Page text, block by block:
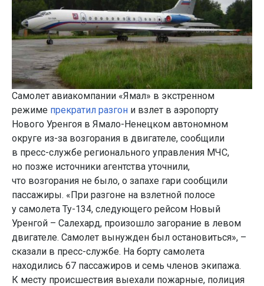
Самолет авиакомпании «Ямал» в экстренном
режиме прекратил разгон и взлет в аэропорту
Нового Уренгоя в Ямало-Ненецком автономном
округе из-за возгорания в двигателе, сообщили
в пресс-службе регионального управления МЧС,
но позже источники агентства уточнили,
что возгорания не было, о запахе гари сообщили
пассажиры. «При разгоне на взлетной полосе
у самолета Ту-134, следующего рейсом Новый
Уренгой – Салехард, произошло загорание в левом
двигателе. Самолет вынужден был остановиться», –
сказали в пресс-службе. На борту самолета
находились 67 пассажиров и семь членов экипажа.
К месту происшествия выехали пожарные, полиция